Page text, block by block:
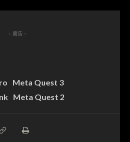
- 廣告 -
Meta Quest 3
Meta Quest 2